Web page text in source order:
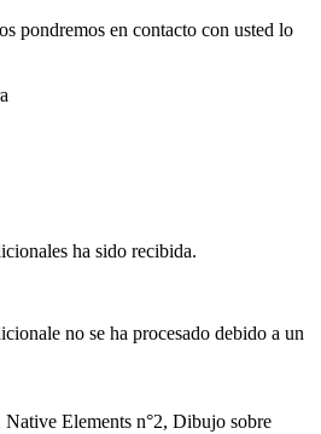
pondremos en contacto con usted lo
ha sido recibida.
no se ha procesado debido a un